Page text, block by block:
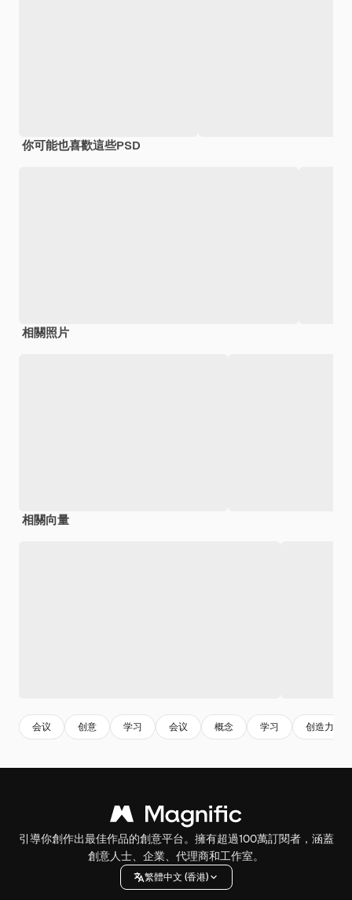
你可能也喜歡這些PSD
相關照片
相關向量
会议 创意 学习 会议 概念 学习 创造力
引導你創作出最佳作品的創意平台。擁有超過100萬訂閱者，涵蓋
創意人士、企業、代理商和工作室。
繁體中文 (香港)